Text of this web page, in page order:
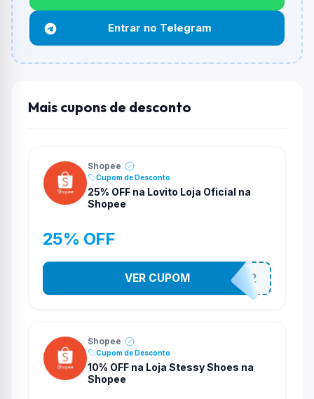
Funciona em qualquer produto?
Não necessariamente. Depende de itens participantes
e alguns vendedores ou produtos especificos podem
não aceitar cupons.
Entrar no Telegram
Mais cupons de desconto
Shopee
Cupom de Desconto
25% OFF na Lovito Loja Oficial na
Shopee
25% OFF
141525852
VER CUPOM
Shopee
Cupom de Desconto
10% OFF na Loja Stessy Shoes na
Shopee